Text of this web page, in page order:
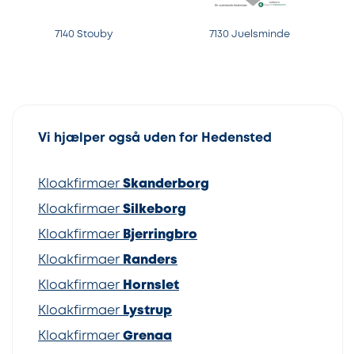
7140 Stouby 7130 Juelsminde
Vi hjælper også uden for Hedensted
Kloakfirmaer Skanderborg
Kloakfirmaer Silkeborg
Kloakfirmaer Bjerringbro
Kloakfirmaer Randers
Kloakfirmaer Hornslet
Kloakfirmaer Lystrup
Kloakfirmaer Grenaa